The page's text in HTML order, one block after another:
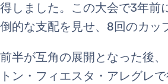
得しました。この大会で3年前
倒的な支配を見せ、8回のカッ
前半が互角の展開となった後、
トン・フィエスタ・アレグレ